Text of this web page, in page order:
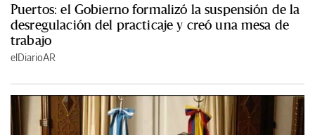
Puertos: el Gobierno formalizó la suspensión de la
desregulación del practicaje y creó una mesa de
trabajo
elDiarioAR